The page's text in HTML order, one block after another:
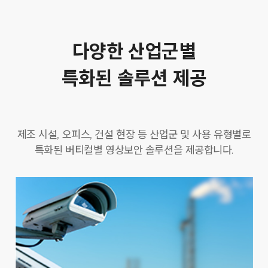
다양한 산업군별
특화된 솔루션 제공
제조 시설, 오피스, 건설 현장 등 산업군 및 사용 유형별로
특화된 버티컬별 영상보안 솔루션을 제공합니다.